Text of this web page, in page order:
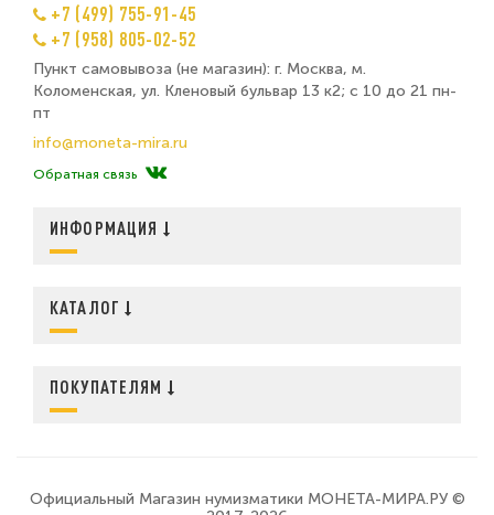
+7 (499) 755-91-45
+7 (958) 805-02-52
Пункт самовывоза (не магазин): г. Москва, м.
Коломенская, ул. Кленовый бульвар 13 к2; с 10 до 21 пн-
пт
info@moneta-mira.ru
Обратная связь
ИНФОРМАЦИЯ
КАТАЛОГ
ПОКУПАТЕЛЯМ
Официальный Магазин нумизматики МОНЕТА-МИРА.РУ ©